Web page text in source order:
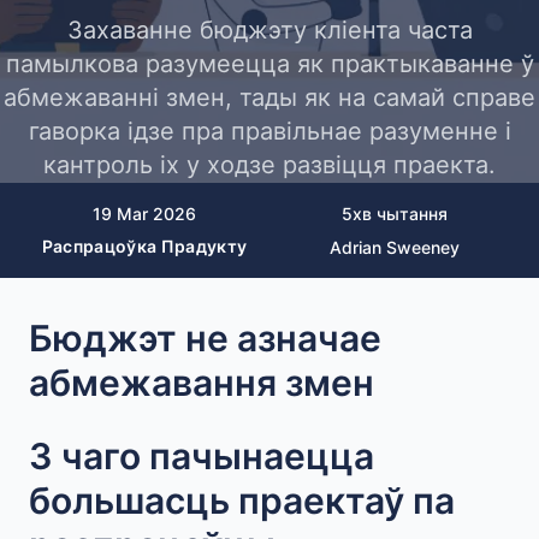
Захаванне бюджэту кліента часта
памылкова разумеецца як практыкаванне ў
абмежаванні змен, тады як на самай справе
гаворка ідзе пра правільнае разуменне і
кантроль іх у ходзе развіцця праекта.
19 Mar 2026 5хв чытання
Распрацоўка Прадукту
Adrian Sweeney
Бюджэт не азначае
абмежавання змен
З чаго пачынаецца
большасць праектаў па